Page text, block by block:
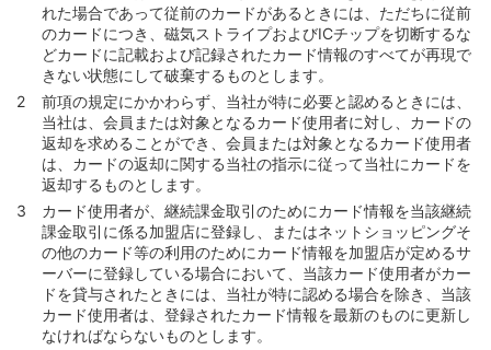
れた場合であって従前のカードがあるときには、ただちに従前
のカードにつき、磁気ストライプおよびICチップを切断するな
どカードに記載および記録されたカード情報のすべてが再現で
きない状態にして破棄するものとします。
前項の規定にかかわらず、当社が特に必要と認めるときには、
当社は、会員または対象となるカード使用者に対し、カードの
返却を求めることができ、会員または対象となるカード使用者
は、カードの返却に関する当社の指示に従って当社にカードを
返却するものとします。
カード使用者が、継続課金取引のためにカード情報を当該継続
課金取引に係る加盟店に登録し、またはネットショッピングそ
の他のカード等の利用のためにカード情報を加盟店が定めるサ
ーバーに登録している場合において、当該カード使用者がカー
ドを貸与されたときには、当社が特に認める場合を除き、当該
カード使用者は、登録されたカード情報を最新のものに更新し
なければならないものとします。